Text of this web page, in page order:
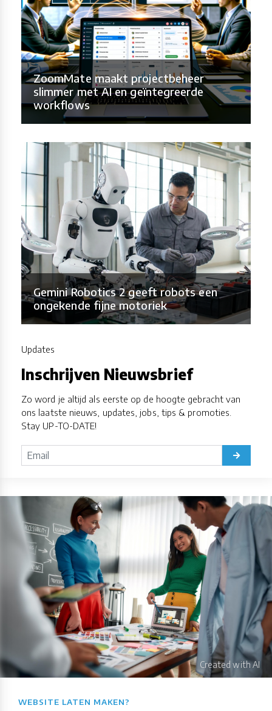
ZoomMate maakt projectbeheer
slimmer met AI en geïntegreerde
workflows
Gemini Robotics 2 geeft robots een
ongekende fijne motoriek
Updates
Inschrijven Nieuwsbrief
Zo word je altijd als eerste op de hoogte gebracht van
ons laatste nieuws, updates, jobs, tips & promoties.
Stay UP-TO-DATE!
WEBSITE LATEN MAKEN?​​​​​​​​​​​​​​